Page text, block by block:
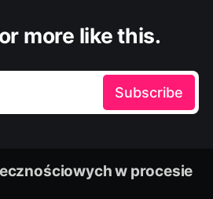
more like this.
Subscribe
w procesie